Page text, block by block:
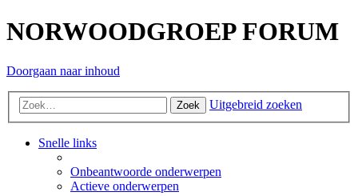
NORWOODGROEP FORUM
Doorgaan naar inhoud
Zoek Uitgebreid zoeken
Snelle links
Onbeantwoorde onderwerpen
Actieve onderwerpen